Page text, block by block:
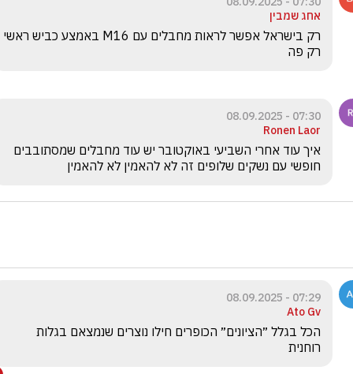
אחג שמבין
רק פה
07:30 - 08.09.2025
Ronen Laor
חופשי עם נשקים שלופים זה לא להאמין לא להאמין
07:29 - 08.09.2025
Ato Gv
רוחנית